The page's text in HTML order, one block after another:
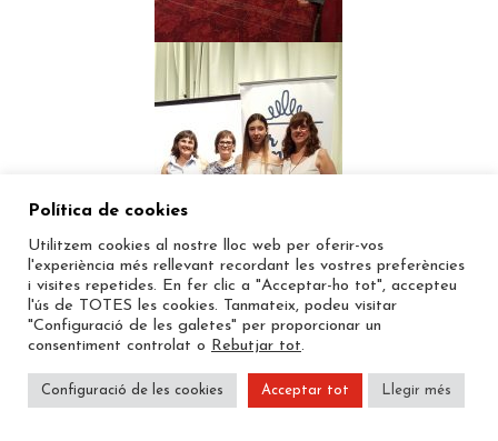
Política de cookies
Utilitzem cookies al nostre lloc web per oferir-vos
l'experiència més rellevant recordant les vostres preferències
i visites repetides. En fer clic a "Acceptar-ho tot", accepteu
l'ús de TOTES les cookies. Tanmateix, podeu visitar
"Configuració de les galetes" per proporcionar un
consentiment controlat o Rebutjar tot.
Configuració de les cookies Acceptar tot Llegir més